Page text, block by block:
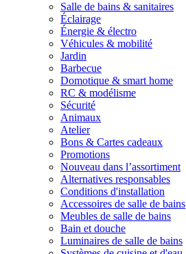
Salle de bains & sanitaires
Éclairage
Énergie & électro
Véhicules & mobilité
Jardin
Barbecue
Domotique & smart home
RC & modélisme
Sécurité
Animaux
Atelier
Bons & Cartes cadeaux
Promotions
Nouveau dans l’assortiment
Alternatives responsables
Conditions d'installation
Accessoires de salle de bains
Meubles de salle de bains
Bain et douche
Luminaires de salle de bains